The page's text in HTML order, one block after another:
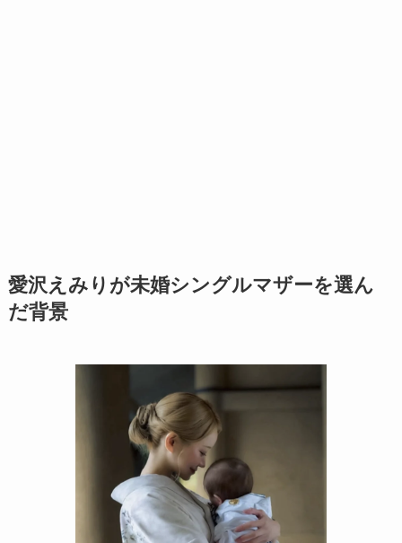
愛沢えみりが未婚シングルマザーを選ん
だ背景